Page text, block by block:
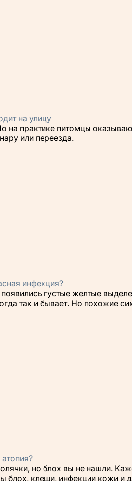
на улицу
на практике питомцы
или переезда.
инфекция?
густые желтые
так и бывает. Но похожие
но блох вы не нашли.
блох, клещи, инфекции кожи и